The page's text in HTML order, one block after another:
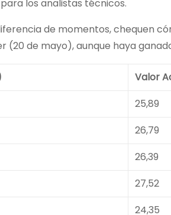
los analistas técnicos.
de momentos, chequen
(20 de mayo), aunque haya
Valor
25,89
26,79
26,39
27,52
24,35